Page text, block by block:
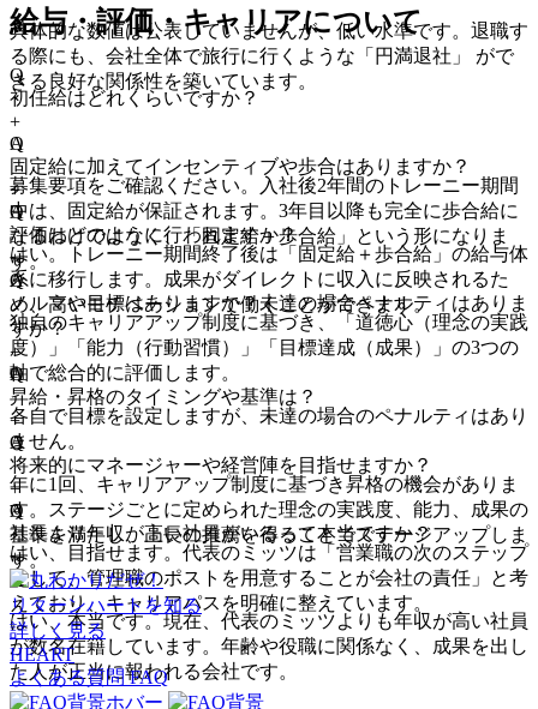
具体的な数値は公表していませんが、低い水準です。退職す
る際にも、会社全体で旅行に行くような「円満退社」 がで
きる良好な関係性を築いています。
給与・評価・キャリアについて
Q
初任給はどれくらいですか？
+
A
募集要項をご確認ください。入社後2年間のトレーニー期間
中は、固定給が保証されます。3年目以降も完全に歩合給に
なるわけではなく、「固定給＋歩合給」という形になりま
す。
Q
固定給に加えてインセンティブや歩合はありますか？
+
A
はい。トレーニー期間終了後は「固定給＋歩合給」の給与体
系に移行します。成果がダイレクトに収入に反映されるた
め、高いモチベーションで働くことができます。
Q
評価はどのように行われますか？
+
A
独自のキャリアアップ制度に基づき、「道徳心（理念の実践
度）」「能力（行動習慣）」「目標達成（成果）」の3つの
軸で総合的に評価します。
Q
ノルマや目標はありますか？未達の場合ペナルティはありま
すか？
+
A
各自で目標を設定しますが、未達の場合のペナルティはあり
ません。
Q
昇給・昇格のタイミングや基準は？
+
A
年に1回、キャリアアップ制度に基づき昇格の機会がありま
す。ステージごとに定められた理念の実践度、能力、成果の
基準を満たし、上長の推薦を得ることでステージアップしま
す。
Q
将来的にマネージャーや経営陣を目指せますか？
+
A
はい、目指せます。代表のミッツは「営業職の次のステップ
として、管理職のポストを用意することが会社の責任」と考
えており、キャリアパスを明確に整えています。
Q
社長より年収が高い社員がいるって本当ですか？
+
A
はい、本当です。現在、代表のミッツよりも年収が高い社員
が数名在籍しています。年齢や役職に関係なく、成果を出し
た人が正当に報われる会社です。
リターンハートを知る
詳しく見る
HEART
よくある質問 FAQ